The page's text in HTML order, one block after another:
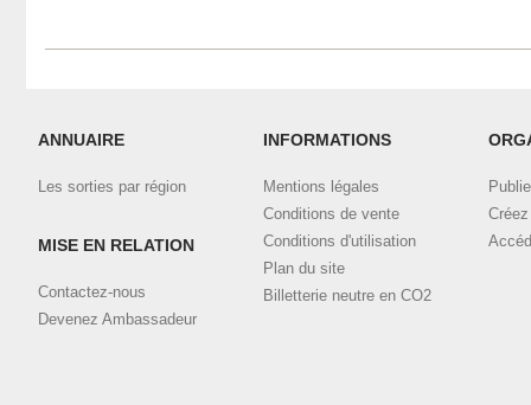
ANNUAIRE
Les sorties par région
MISE EN RELATION
Contactez-nous
Devenez Ambassadeur
INFORMATIONS
Mentions légales
Conditions de vente
Conditions d'utilisation
Plan du site
Billetterie neutre en CO2